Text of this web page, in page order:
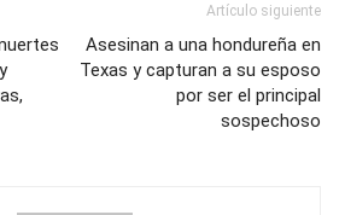
Artículo siguiente
Asesinan a una hondureña en
Texas y capturan a su esposo
por ser el principal
sospechoso